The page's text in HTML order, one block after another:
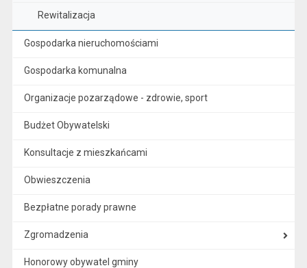
Rewitalizacja
Gospodarka nieruchomościami
Gospodarka komunalna
Organizacje pozarządowe - zdrowie, sport
Budżet Obywatelski
Konsultacje z mieszkańcami
Obwieszczenia
Bezpłatne porady prawne
Zgromadzenia
Honorowy obywatel gminy